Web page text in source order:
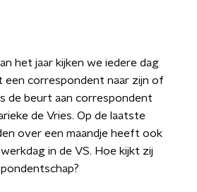
het jaar kijken we iedere dag
correspondent naar zijn of
de beurt aan correspondent
de Vries. Op de laatste
over een maandje heeft ook
in de VS. Hoe kijkt zij